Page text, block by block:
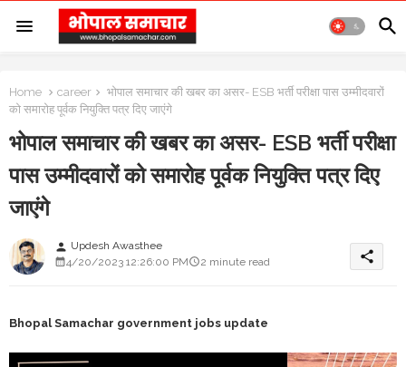
Home career
भोपाल समाचार की खबर का असर- ESB भर्ती परीक्षा पास उम्मीदवारों
को समारोह पूर्वक नियुक्ति पत्र दिए जाएंगे
भोपाल समाचार की खबर का असर- ESB भर्ती परीक्षा
पास उम्मीदवारों को समारोह पूर्वक नियुक्ति पत्र दिए
जाएंगे
person Updesh Awasthee
4/20/2023 12:26:00 PM
2 minute read share
Bhopal Samachar government jobs update